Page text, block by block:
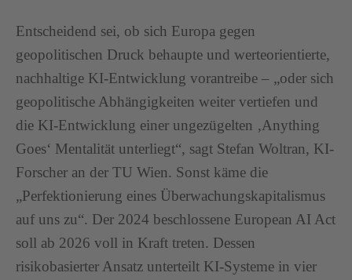
Entscheidend sei, ob sich Europa gegen
geopolitischen Druck behaupte und werteorientierte,
nachhaltige KI-Entwicklung vorantreibe – „oder sich
geopolitische Abhängigkeiten weiter vertiefen und
die KI-Entwicklung einer ungezügelten ‚Anything
Goes‘ Mentalität unterliegt“, sagt Stefan Woltran, KI-
Forscher an der TU Wien. Sonst käme die
„Perfektionierung eines Überwachungskapitalismus
auf uns zu“. Der 2024 beschlossene European AI Act
soll ab 2026 voll in Kraft treten. Dessen
risikobasierter Ansatz unterteilt KI-Systeme in vier